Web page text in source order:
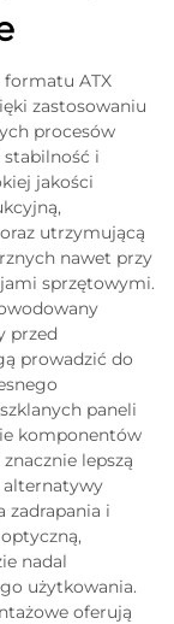
ATX
zastosowaniu
procesów
stabilność i
jakości
utrzymującą
nawet przy
sprzętowymi.
przed
prowadzić do
paneli
komponentów
lepszą
alternatywy
zadrapania i
nadal
użytkowania.
oferują